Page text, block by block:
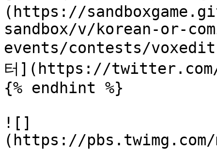
(https://
sandbox/v/korean-or-
events/contests/
터](https://
{% endhint %}
![]
(https://pbs.twimg.com/